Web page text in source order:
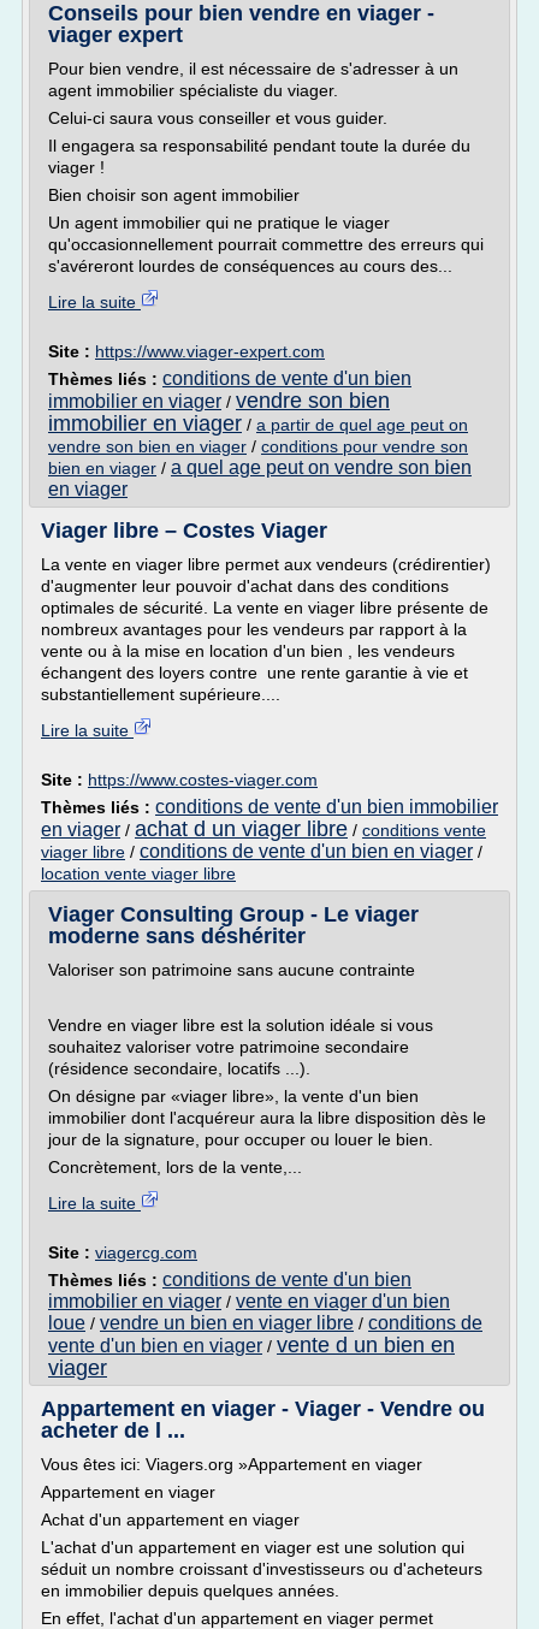
Conseils pour bien vendre en viager -
viager expert
Pour bien vendre, il est nécessaire de s'adresser à un
agent immobilier spécialiste du viager.
Celui-ci saura vous conseiller et vous guider.
Il engagera sa responsabilité pendant toute la durée du
viager !
Bien choisir son agent immobilier
Un agent immobilier qui ne pratique le viager
qu'occasionnellement pourrait commettre des erreurs qui
s'avéreront lourdes de conséquences au cours des...
Lire la suite
Site : https://www.viager-expert.com
Thèmes liés : conditions de vente d'un bien
immobilier en viager / vendre son bien
immobilier en viager / a partir de quel age peut on
vendre son bien en viager / conditions pour vendre son
bien en viager / a quel age peut on vendre son bien
en viager
Viager libre – Costes Viager
La vente en viager libre permet aux vendeurs (crédirentier)
d'augmenter leur pouvoir d'achat dans des conditions
optimales de sécurité. La vente en viager libre présente de
nombreux avantages pour les vendeurs par rapport à la
vente ou à la mise en location d'un bien , les vendeurs
échangent des loyers contre une rente garantie à vie et
substantiellement supérieure....
Lire la suite
Site : https://www.costes-viager.com
Thèmes liés : conditions de vente d'un bien immobilier
en viager / achat d un viager libre / conditions vente
viager libre / conditions de vente d'un bien en viager /
location vente viager libre
Viager Consulting Group - Le viager
moderne sans déshériter
Valoriser son patrimoine sans aucune contrainte
Vendre en viager libre est la solution idéale si vous
souhaitez valoriser votre patrimoine secondaire
(résidence secondaire, locatifs ...).
On désigne par «viager libre», la vente d'un bien
immobilier dont l'acquéreur aura la libre disposition dès le
jour de la signature, pour occuper ou louer le bien.
Concrètement, lors de la vente,...
Lire la suite
Site : viagercg.com
Thèmes liés : conditions de vente d'un bien
immobilier en viager / vente en viager d'un bien
loue / vendre un bien en viager libre / conditions de
vente d'un bien en viager / vente d un bien en
viager
Appartement en viager - Viager - Vendre ou
acheter de l ...
Vous êtes ici: Viagers.org »Appartement en viager
Appartement en viager
Achat d'un appartement en viager
L'achat d'un appartement en viager est une solution qui
séduit un nombre croissant d'investisseurs ou d'acheteurs
en immobilier depuis quelques années.
En effet, l'achat d'un appartement en viager permet